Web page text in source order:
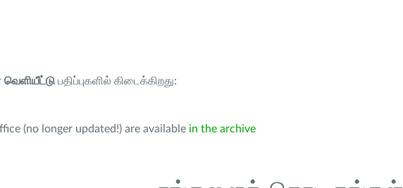
வெளியீட்டு பதிப்புகளில் கிடைக்கிறது:
(no longer updated!) are available in the archive